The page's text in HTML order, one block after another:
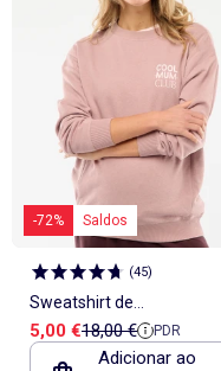
-72% Saldos
(45)
Sweatshirt de
amamentação
Preço de venda
5,00 €Preço de
18,00 € PDR
Adicionar ao